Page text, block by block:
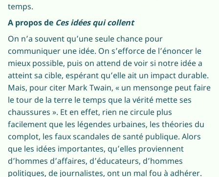
temps.
A propos de Ces idées qui collent
On n’a souvent qu’une seule chance pour
communiquer une idée. On s’efforce de l’énoncer le
mieux possible, puis on attend de voir si notre idée a
atteint sa cible, espérant qu’elle ait un impact durable.
Mais, pour citer Mark Twain, « un mensonge peut faire
le tour de la terre le temps que la vérité mette ses
chaussures ». Et en effet, rien ne circule plus
facilement que les légendes urbaines, les théories du
complot, les faux scandales de santé publique. Alors
que les idées importantes, qu’elles proviennent
d’hommes d’affaires, d’éducateurs, d’hommes
politiques, de journalistes, ont un mal fou à adhérer.